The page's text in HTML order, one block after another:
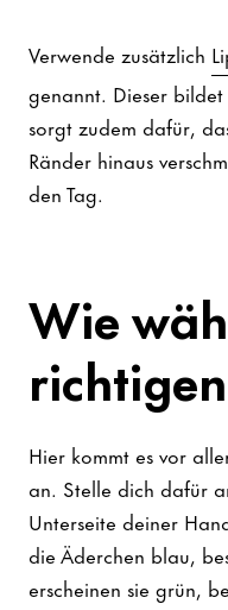
Verwende zusätzlich
genannt. Dieser
sorgt zudem dafür,
Ränder hinaus
den Tag.
Wie
Hier kommt es vor
an. Stelle dich dafür
Unterseite deiner
die Äderchen blau,
erscheinen sie grün,